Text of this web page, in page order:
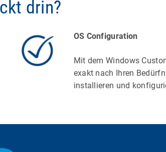
drin?
OS Configuration
Mit dem Windows
exakt nach Ihren
installieren und